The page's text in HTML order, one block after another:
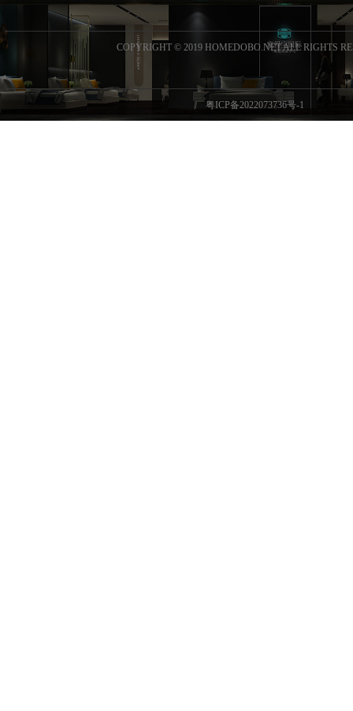
COPYRIGHT © 2019 HOMEDOBO.NET ALL RIGHTS
粤ICP备2022073736号-1